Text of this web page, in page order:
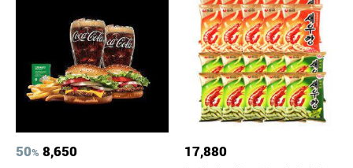
50% 8,650 17,880